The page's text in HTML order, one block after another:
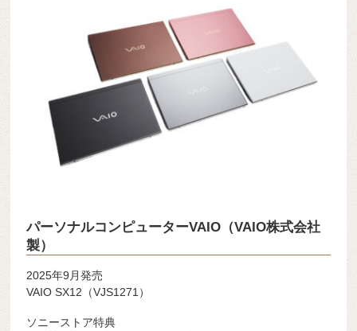
パーソナルコンピューターVAIO（VAIO株式会社
製）
2025年9月発売
VAIO SX12（VJS1271）
ソニーストア特典